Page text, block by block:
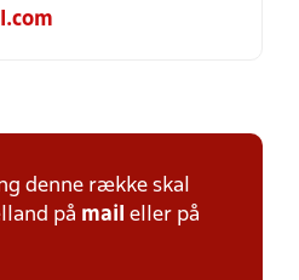
denne række skal
på mail eller på